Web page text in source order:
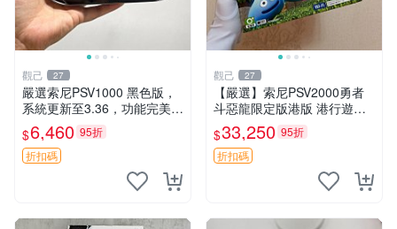
觀己 27
嚴選索尼PSV1000 黑色版，
系統更新至3.36，功能完美屏
幕清晰，附贈原裝充電線。全
新未拆封，內存卡另售。 PS
V1000 PSV 紅包版
$6,460 95折
折扣碼
觀己 27
【嚴選】索尼PSV2000勇者
斗惡龍限定版港版 港行遊戲
機 盒包未拆 全新耳塞未開封
收藏佳品 PSV2000 勇者鬥惡
龍 盒包
$33,250 95折
折扣碼